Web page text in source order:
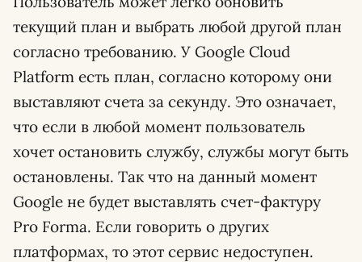
текущий план и выбрать любой другой план
согласно требованию. У Google Cloud
Platform есть план, согласно которому они
выставляют счета за секунду. Это означает,
что если в любой момент пользователь
хочет остановить службу, службы могут быть
остановлены. Так что на данный момент
Google не будет выставлять счет-фактуру
Pro Forma. Если говорить о других
платформах, то этот сервис недоступен.